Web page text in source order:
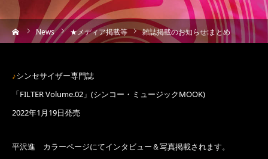
ム News ★メディア掲載等 雑誌掲載のお知らせ:まとめ
♪シンセサイザー専門誌
「FILTER Volume.02」(シンコー・ミュージックMOOK)
2022年1月19日発売
平沢進 カラーページにてインタビュー＆写真掲載されます。